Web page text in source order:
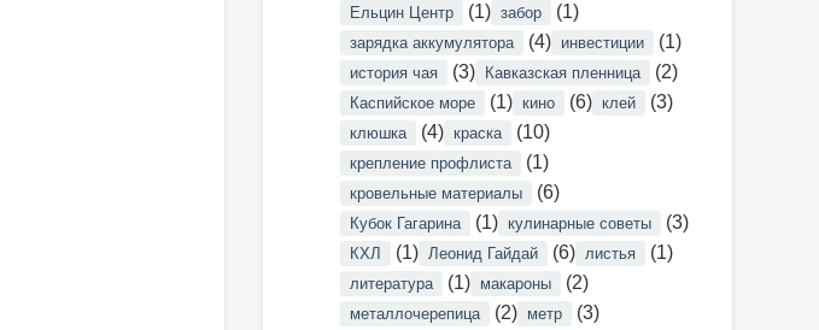
Ельцин Центр (1) забор (1)
зарядка аккумулятора (4) инвестиции (1)
история чая (3) Кавказская пленница (2)
Каспийское море (1) кино (6) клей (3)
клюшка (4) краска (10)
крепление профлиста (1)
кровельные материалы (6)
Кубок Гагарина (1) кулинарные советы (3)
КХЛ (1) Леонид Гайдай (6) листья (1)
литература (1) макароны (2)
металлочерепица (2) метр (3)